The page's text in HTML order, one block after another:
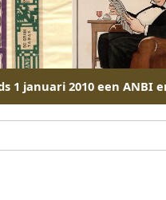
1 januari 2010 een ANBI